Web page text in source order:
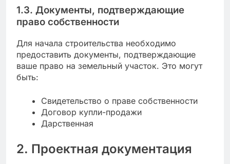
1.3. Документы, подтверждающие
право собственности
Для начала строительства необходимо
предоставить документы, подтверждающие
ваше право на земельный участок. Это могут
быть:
Свидетельство о праве собственности
Договор купли-продажи
Дарственная
2. Проектная документация